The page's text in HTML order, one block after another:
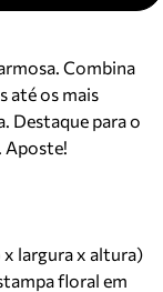
Combina
até os mais
Destaque para o
Aposte!
largura x altura)
floral em